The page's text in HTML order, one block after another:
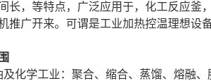
长，等特点，广泛应用于，化工反应釜
推广开来。可谓是工业加热控温理想设备
及化学工业：聚合、缩合、蒸馏、熔融、